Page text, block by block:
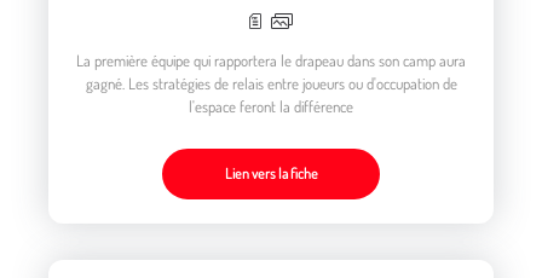
La première équipe qui rapportera le drapeau dans son camp aura
gagné. Les stratégies de relais entre joueurs ou d'occupation de
l'espace feront la différence
Lien vers la fiche